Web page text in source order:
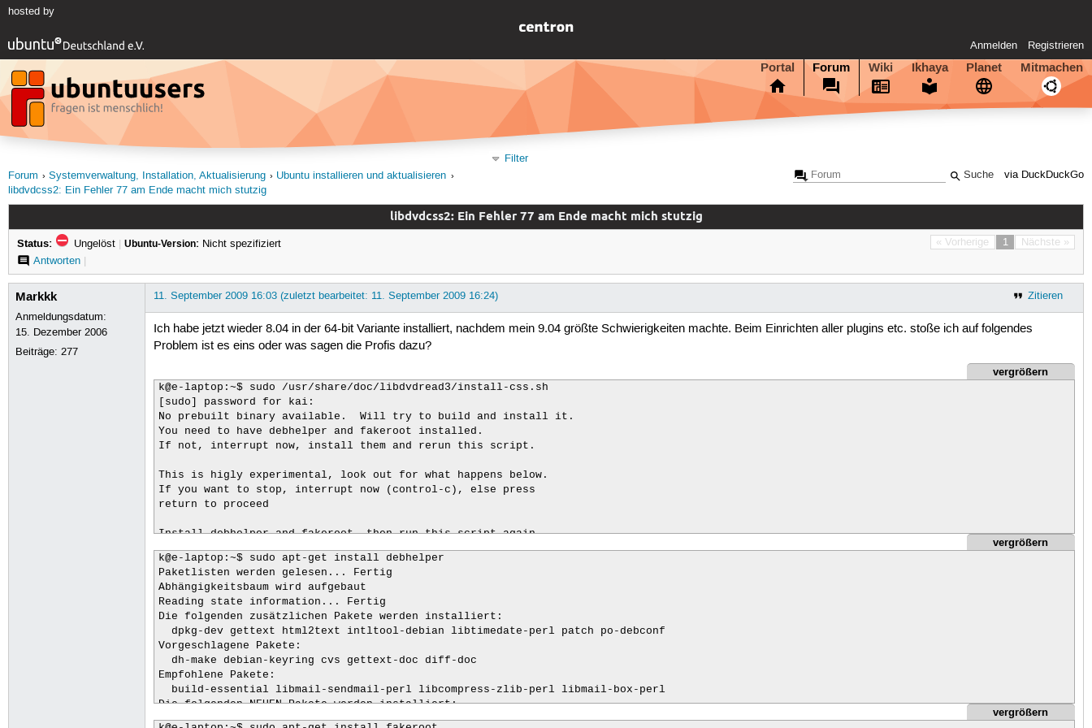
hosted by
Anmelden Registrieren
Portal Forum Wiki Ikhaya Planet Mitmachen
via DuckDuckGo
Filter
Forum
Systemverwaltung, Installation, Aktualisierung
Ubuntu installieren und aktualisieren
libdvdcss2: Ein Fehler 77 am Ende macht mich stutzig
libdvdcss2: Ein Fehler 77 am Ende macht mich stutzig
« Vorherige 1 Nächste »
Status: Ungelöst | Ubuntu-Version: Nicht spezifiziert
Antworten|
Markkk
Anmeldungsdatum:
15. Dezember 2006
Beiträge:277
Zitieren
11. September 2009 16:03 (zuletzt bearbeitet: 11. September 2009 16:24)
Ich habe jetzt wieder 8.04 in der 64-bit Variante installiert, nachdem mein 9.04 größte Schwierigkeiten machte. Beim Einrichten aller plugins etc. stoße ich auf folgendes
Problem ist es eins oder was sagen die Profis dazu?
vergrößern
k@e-laptop:~$ sudo /usr/share/doc/libdvdread3/install-css.sh
[sudo] password for kai:
No prebuilt binary available.  Will try to build and install it.
You need to have debhelper and fakeroot installed.
If not, interrupt now, install them and rerun this script.
This is higly experimental, look out for what happens below.
If you want to stop, interrupt now (control-c), else press
return to proceed
Install debhelper and fakeroot, then run this script again
vergrößern
k@e-laptop:~$ sudo apt-get install debhelper
Paketlisten werden gelesen... Fertig
Abhängigkeitsbaum wird aufgebaut
Reading state information... Fertig
Die folgenden zusätzlichen Pakete werden installiert:
  dpkg-dev gettext html2text intltool-debian libtimedate-perl patch po-debconf
Vorgeschlagene Pakete:
  dh-make debian-keyring cvs gettext-doc diff-doc
Empfohlene Pakete:
  build-essential libmail-sendmail-perl libcompress-zlib-perl libmail-box-perl
Die folgenden NEUEN Pakete werden installiert:
  debhelper dpkg-dev gettext html2text intltool-debian libtimedate-perl patch
vergrößern